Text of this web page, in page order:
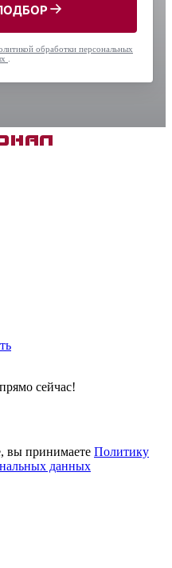
обработки персональных
сейчас!
вы принимаете Политику
данных